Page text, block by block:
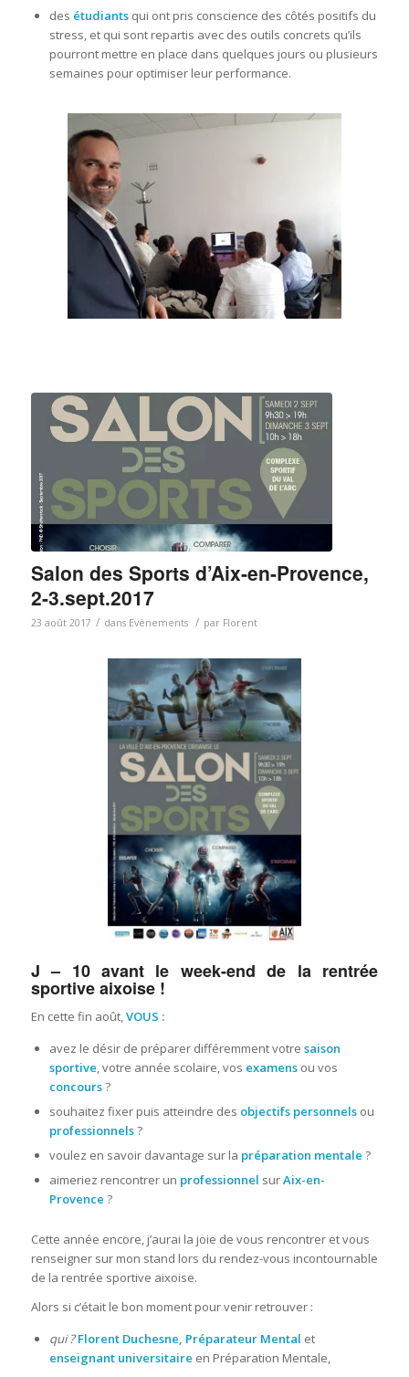
des étudiantsqui ont pris conscience des côtés positifs du
stress, et qui sont repartis avec des outils concrets qu’ils
pourront mettre en place dans quelques jours ou plusieurs
semaines pour optimiser leur performance.
Salon des Sports d’Aix-en-Provence,
2-3.sept.2017
23 août 2017 / dans Evènements / par Florent
J – 10 avant le week-end de la rentrée
sportive aixoise !
En cette fin août,VOUS :
avez le désir de préparer différemment votre saison
sportive, votre année scolaire, vos examensou vos
concours?
souhaitez fixer puis atteindre des objectifs personnelsou
professionnels?
voulez en savoir davantage sur la préparation mentale ?
aimeriez rencontrer un professionnel surAix-en-
Provence ?
Cette année encore, j’aurai la joie de vous rencontrer et vous
renseigner sur mon stand lors du rendez-vous incontournable
de la rentrée sportive aixoise.
Alors si c’était le bon moment pour venir retrouver :
qui ? Florent Duchesne, Préparateur Mental et
enseignant universitaire en Préparation Mentale,